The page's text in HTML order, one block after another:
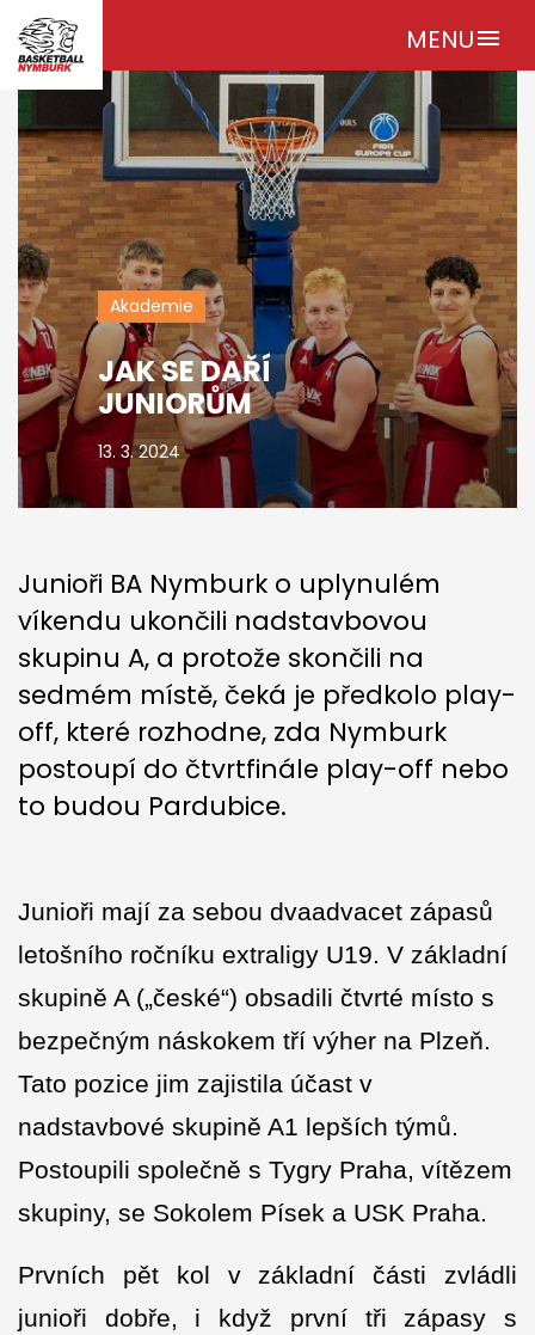
MENUmenu
Akademie
JAK SE DAŘÍ
JUNIORŮM
13. 3. 2024
​Junioři BA Nymburk o uplynulém
víkendu ukončili nadstavbovou
skupinu A, a protože skončili na
sedmém místě, čeká je předkolo play-
off, které rozhodne, zda Nymburk
postoupí do čtvrtfinále play-off nebo
to budou Pardubice.
Junioři mají za sebou dvaadvacet zápasů
letošního ročníku extraligy U19. V základní
skupině A („české“) obsadili čtvrté místo s
bezpečným náskokem tří výher na Plzeň.
Tato pozice jim zajistila účast v
nadstavbové skupině A1 lepších týmů.
Postoupili společně s Tygry Praha, vítězem
skupiny, se Sokolem Písek a USK Praha.
Prvních pět kol v základní části zvládli
junioři dobře, i když první tři zápasy s